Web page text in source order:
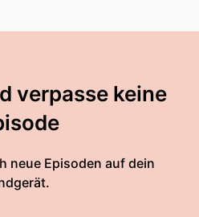
verpasse keine
neue Episoden auf dein